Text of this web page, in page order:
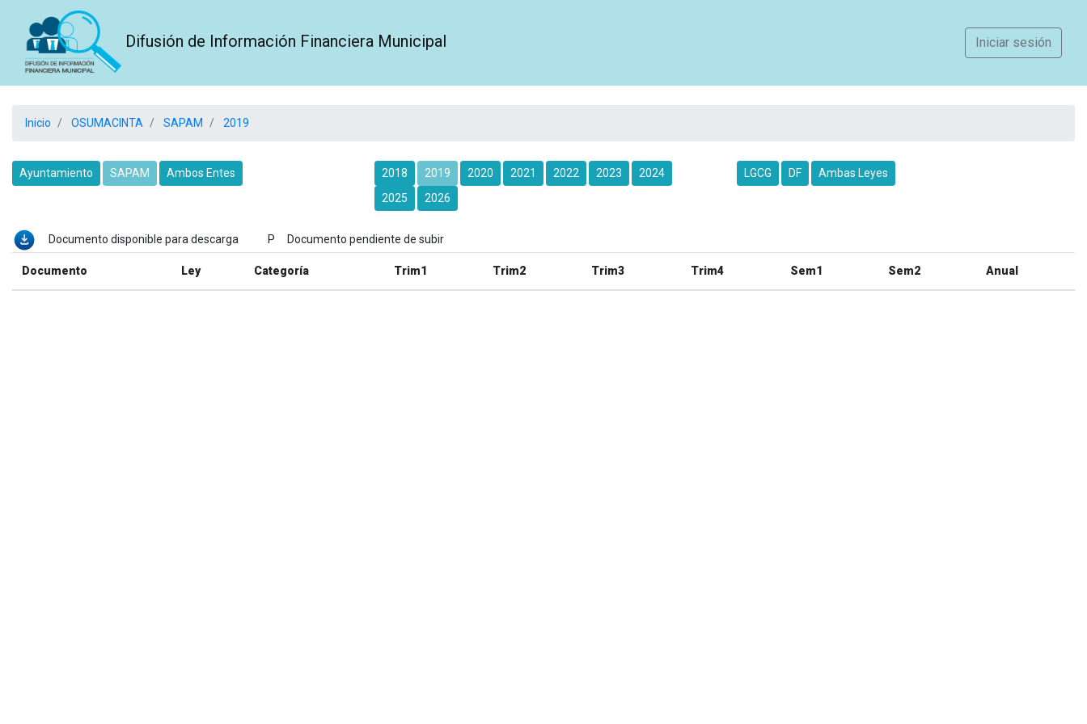
Difusión de Información Financiera Municipal Iniciar sesión
Inicio OSUMACINTA SAPAM 2019
Ayuntamiento SAPAM Ambos Entes 2018 2019 2020 2021 2022 2023
2024
2025
2026
LGCG DF Ambas Leyes
Documento disponible para descarga P Documento pendiente de subir
Documento Ley Categoría Trim1 Trim2 Trim3 Trim4 Sem1 Sem2 Anual